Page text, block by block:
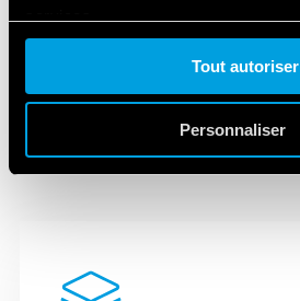
Tout autoriser
Personnaliser
Produits YESLY
Accueil Résidentiel